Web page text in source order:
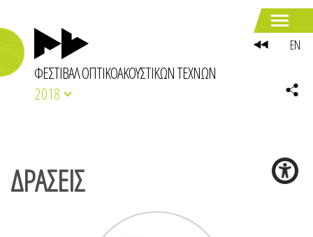
ΦΕΣΤΙΒΑΛ ΟΠΤΙΚΟΑΚΟΥΣΤΙΚΩΝ ΤΕΧΝΩΝ
2018
ΔΡΑΣΕΙΣ
EN